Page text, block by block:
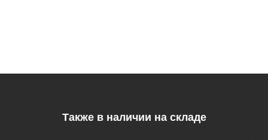
Также в наличии на складе